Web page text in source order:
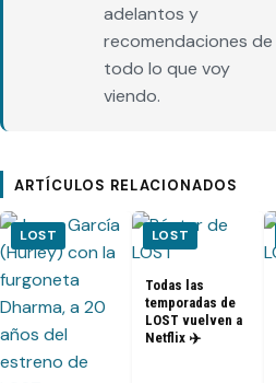
adelantos y
recomendaciones de
todo lo que voy
viendo.
ARTÍCULOS RELACIONADOS
LOST LOST
Todas las
temporadas de
LOST vuelven a
Netflix ✈️